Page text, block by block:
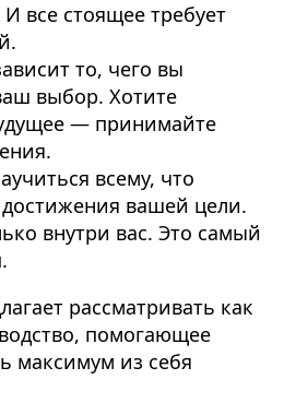
все стоящее требует
то, чего вы
выбор. Хотите
— принимайте
всему, что
вашей цели.
внутри вас. Это самый
рассматривать как
помогающее
максимум из себя